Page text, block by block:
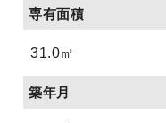
専有面積
31.0㎡
築年月